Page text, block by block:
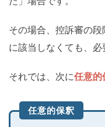
その場合、控訴審の
に該当しなくても、必
それでは、次に任意的
任意的保釈